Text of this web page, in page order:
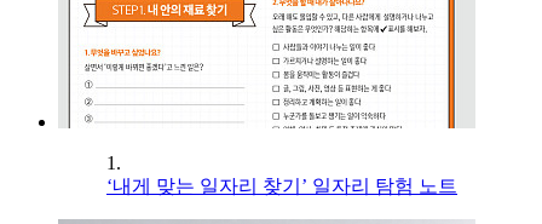
1.
‘내게 맞는 일자리 찾기’ 일자리 탐험 노트